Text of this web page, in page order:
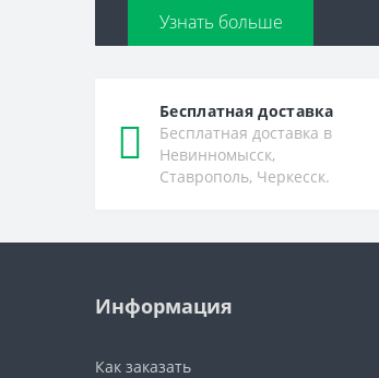
Узнать больше
Бесплатная доставка
Бесплатная доставка в
Невинномысск,
Ставрополь, Черкесск.
Информация
Как заказать